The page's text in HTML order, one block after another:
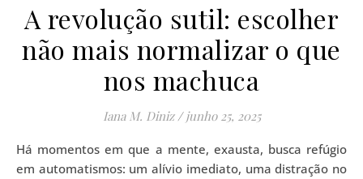
A revolução sutil: escolher
não mais normalizar o que
nos machuca
Iana M. Diniz / junho 25, 2025
Há momentos em que a mente, exausta, busca refúgio
em automatismos: um alívio imediato, uma distração no